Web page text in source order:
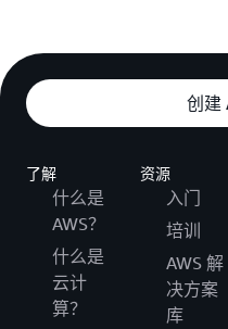
创建
了解
什么是
AWS？
什么是
云计
算？
资源
入门
培训
AWS 解
决方案
库